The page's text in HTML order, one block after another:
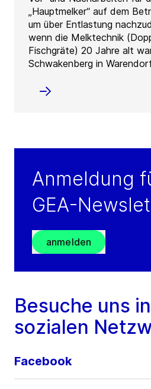
„Hauptmelker“ auf dem
um über Entlastung
wenn die Melktechnik
Fischgräte) 20 Jahre alt
Schwakenberg in
Anmeldung
GEA-
anmelden
Besuche uns
sozialen
Facebook